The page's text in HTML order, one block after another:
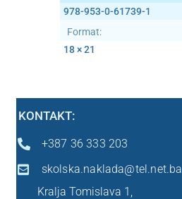
Osmi razred
Peti razred
Predškola
Sedmi razred
978-953-0-61739-1
Format:
18 × 21
KONTAKT:
+387 36 333 203
skolska.naklada@tel.net.ba
Kralja Tomislava 1,